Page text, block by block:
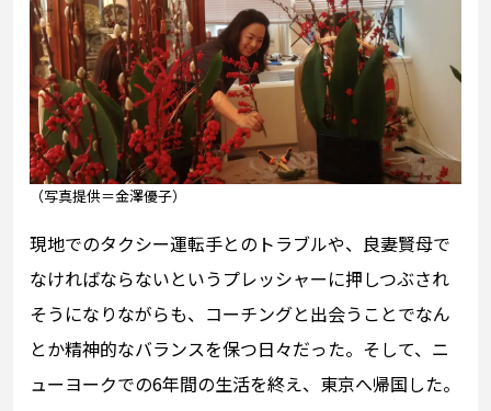
（写真提供＝金澤優子）
現地でのタクシー運転手とのトラブルや、良妻賢母で
なければならないというプレッシャーに押しつぶされ
そうになりながらも、コーチングと出会うことでなん
とか精神的なバランスを保つ日々だった。そして、ニ
ューヨークでの6年間の生活を終え、東京へ帰国した。